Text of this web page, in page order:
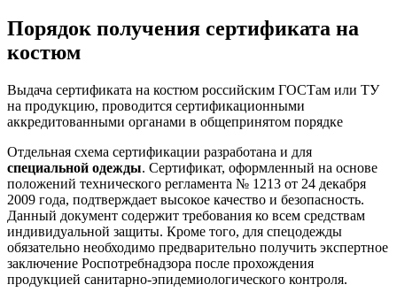
Порядок получения сертификата на
костюм
Выдача сертификата на костюм российским ГОСТам или ТУ
на продукцию, проводится сертификационными
аккредитованными органами в общепринятом порядке
Отдельная схема сертификации разработана и для
специальной одежды. Сертификат, оформленный на основе
положений технического регламента № 1213 от 24 декабря
2009 года, подтверждает высокое качество и безопасность.
Данный документ содержит требования ко всем средствам
индивидуальной защиты. Кроме того, для спецодежды
обязательно необходимо предварительно получить экспертное
заключение Роспотребнадзора после прохождения
продукцией санитарно-эпидемиологического контроля.